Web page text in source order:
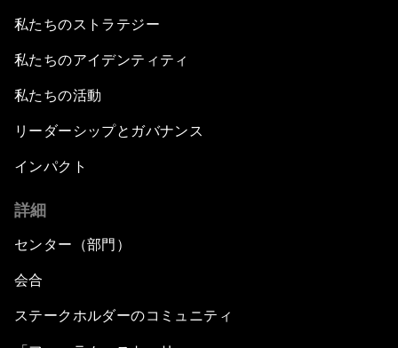
私たちのストラテジー
私たちのアイデンティティ
私たちの活動
リーダーシップとガバナンス
インパクト
詳細
センター（部門）
会合
ステークホルダーのコミュニティ